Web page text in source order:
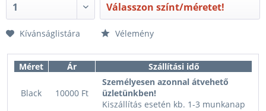
Válasszon színt/méretet!
Kívánságlistára Vélemény
Méret Ár Szállítási idő
Black 10000 Ft
Személyesen azonnal átvehető
üzletünkben!
Kiszállítás esetén kb. 1-3 munkanap